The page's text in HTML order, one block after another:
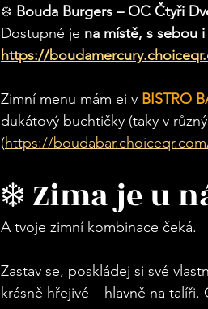
❄️ Bouda Burgers – OC Čtyři
Dostupné je na místě, s sebou
https://
Zimní menu mám ei v BISTRO
dukátový buchtičky (taky v
(https://
❄️ Zima je u
A tvoje zimní kombinace čeká.
Zastav se, poskládej si své
krásně hřejivé – hlavně na